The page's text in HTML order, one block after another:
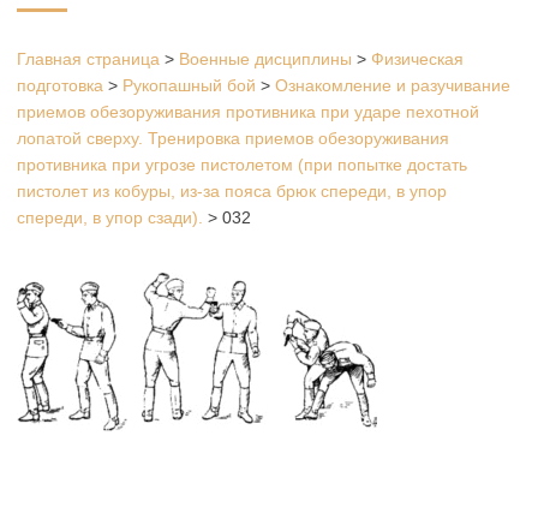
Главная страница > Военные дисциплины > Физическая
подготовка > Рукопашный бой > Ознакомление и разучивание
приемов обезоруживания противника при ударе пехотной
лопатой сверху. Тренировка приемов обезоруживания
противника при угрозе пистолетом (при попытке достать
пистолет из кобуры, из-за пояса брюк спереди, в упор
спереди, в упор сзади). > 032